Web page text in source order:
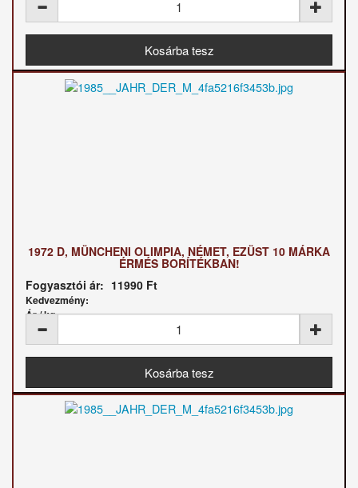
1972 D, MÜNCHENI OLIMPIA, NÉMET, EZÜST 10 MÁRKA
ÉRMÉS BORÍTÉKBAN!
Fogyasztói ár: 11990 Ft
Kedvezmény:
Ár / kg: